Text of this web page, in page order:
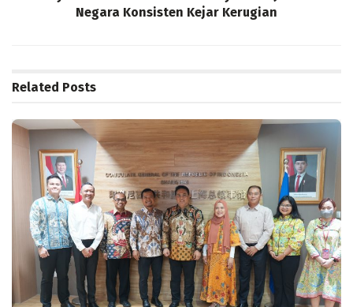
Negara Konsisten Kejar Kerugian
Related Posts